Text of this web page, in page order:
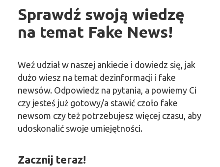
Sprawdź swoją wiedzę
na temat Fake News!
Weź udział w naszej ankiecie i dowiedz się, jak
dużo wiesz na temat dezinformacji i fake
newsów. Odpowiedz na pytania, a powiemy Ci
czy jesteś już gotowy/a stawić czoło fake
newsom czy też potrzebujesz więcej czasu, aby
udoskonalić swoje umiejętności.
Zacznij teraz!